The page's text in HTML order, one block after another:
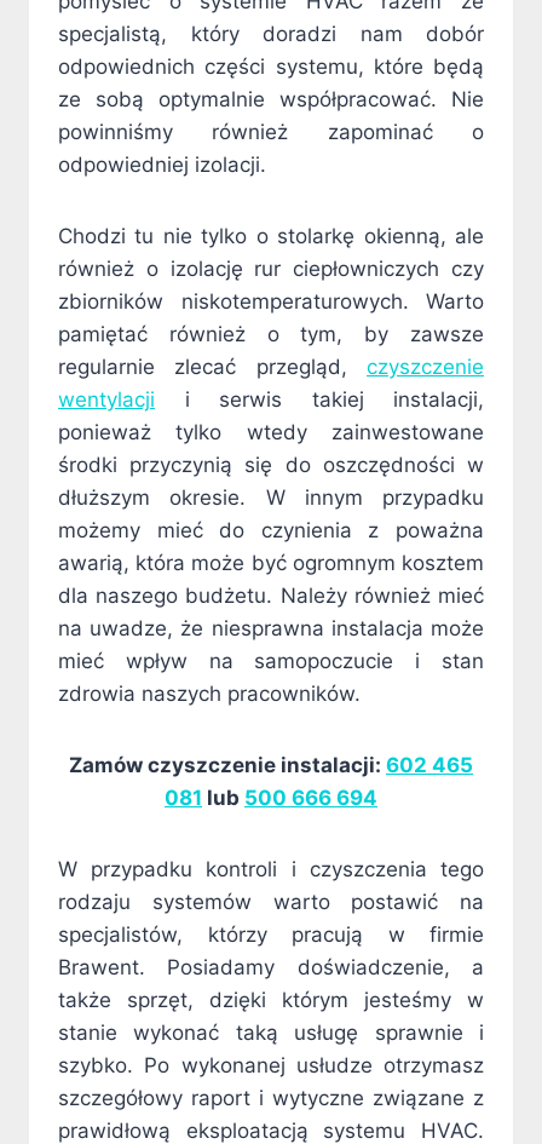
specjalistą, który doradzi nam dobór
odpowiednich części systemu, które będą
ze sobą optymalnie współpracować. Nie
powinniśmy również zapominać o
odpowiedniej izolacji.
Chodzi tu nie tylko o stolarkę okienną, ale
również o izolację rur ciepłowniczych czy
zbiorników niskotemperaturowych. Warto
pamiętać również o tym, by zawsze
regularnie zlecać przegląd, czyszczenie
wentylacji i serwis takiej instalacji,
ponieważ tylko wtedy zainwestowane
środki przyczynią się do oszczędności w
dłuższym okresie. W innym przypadku
możemy mieć do czynienia z poważna
awarią, która może być ogromnym kosztem
dla naszego budżetu. Należy również mieć
na uwadze, że niesprawna instalacja może
mieć wpływ na samopoczucie i stan
zdrowia naszych pracowników.
Zamów czyszczenie instalacji: 602 465
081 lub 500 666 694
W przypadku kontroli i czyszczenia tego
rodzaju systemów warto postawić na
specjalistów, którzy pracują w firmie
Brawent. Posiadamy doświadczenie, a
także sprzęt, dzięki którym jesteśmy w
stanie wykonać taką usługę sprawnie i
szybko. Po wykonanej usłudze otrzymasz
szczegółowy raport i wytyczne związane z
prawidłową eksploatacją systemu HVAC.